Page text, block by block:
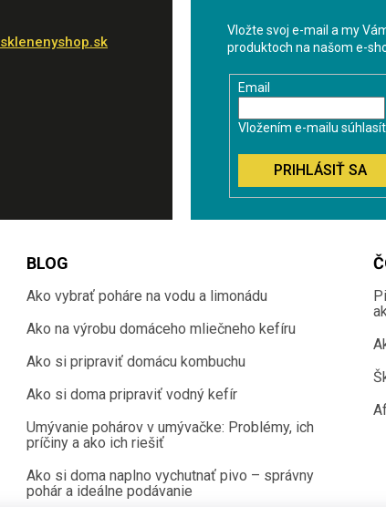
sklenenyshop.sk
Vložte svoj e-mail a my
produktoch na našom e-
Email
Vložením e-mailu
PRIHLÁSIŤ SA
BLOG
Ako vybrať poháre na vodu a limonádu
Ako na výrobu domáceho mliečneho kefíru
Ako si pripraviť domácu kombuchu
Ako si doma pripraviť vodný kefír
Umývanie pohárov v umývačke: Problémy, ich
príčiny a ako ich riešiť
Ako si doma naplno vychutnať pivo – správny
pohár a ideálne podávanie